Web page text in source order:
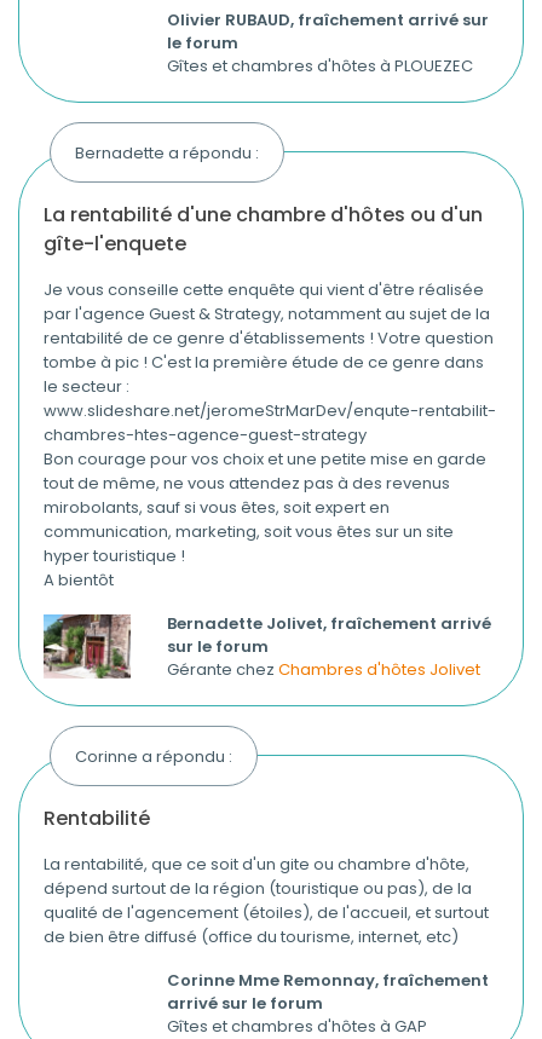
Olivier RUBAUD, fraîchement arrivé sur
le forum
Gîtes et chambres d'hôtes à PLOUEZEC
Bernadette a répondu :
la rentabilité d'une chambre d'hôtes ou d'un
gîte-l'enquete
Je vous conseille cette enquête qui vient d'être réalisée
par l'agence Guest & Strategy, notamment au sujet de la
rentabilité de ce genre d'établissements ! Votre question
tombe à pic ! C'est la première étude de ce genre dans
le secteur :
www.slideshare.net/jeromeStrMarDev/enqute-rentabilit-
chambres-htes-agence-guest-strategy
Bon courage pour vos choix et une petite mise en garde
tout de même, ne vous attendez pas à des revenus
mirobolants, sauf si vous êtes, soit expert en
communication, marketing, soit vous êtes sur un site
hyper touristique !
A bientôt
Bernadette Jolivet, fraîchement arrivé
sur le forum
Gérante chez Chambres d'hôtes Jolivet
Corinne a répondu :
rentabilité
La rentabilité, que ce soit d'un gite ou chambre d'hôte,
dépend surtout de la région (touristique ou pas), de la
qualité de l'agencement (étoiles), de l'accueil, et surtout
de bien être diffusé (office du tourisme, internet, etc)
Corinne Mme Remonnay, fraîchement
arrivé sur le forum
Gîtes et chambres d'hôtes à GAP